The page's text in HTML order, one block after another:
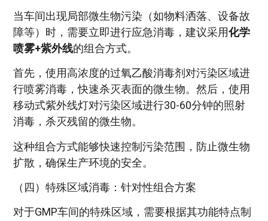
当车间出现局部微生物污染（如物料洒落、设备故
障等）时，需要立即进行应急消毒，建议采用化学
喷雾+紫外线的组合方式。
首先，使用高浓度的过氧乙酸消毒剂对污染区域进
行喷雾消毒，快速杀灭表面的微生物。然后，使用
移动式紫外线灯对污染区域进行30-60分钟的照射
消毒，杀灭残留的微生物。
这种组合方式能够快速控制污染范围，防止微生物
扩散，确保生产环境的安全。
（四）特殊区域消毒：针对性组合方案
对于GMP车间的特殊区域，需要根据其功能特点制